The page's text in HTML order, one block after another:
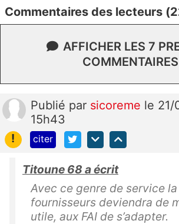
Commentaires des lecteurs
AFFICHER LES 7
Publié par sicoreme le 21/
15h43
!
citer
Titoune 68 a écrit
Avec ce genre de service
fournisseurs deviendra de
utile, aux FAI de s’adapter.